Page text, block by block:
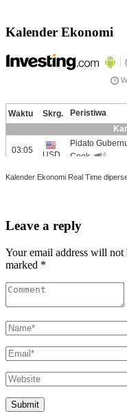
Kalender Ekonomi
Kalender Ekonomi Real Time
Leave a reply
Your email address will
marked *